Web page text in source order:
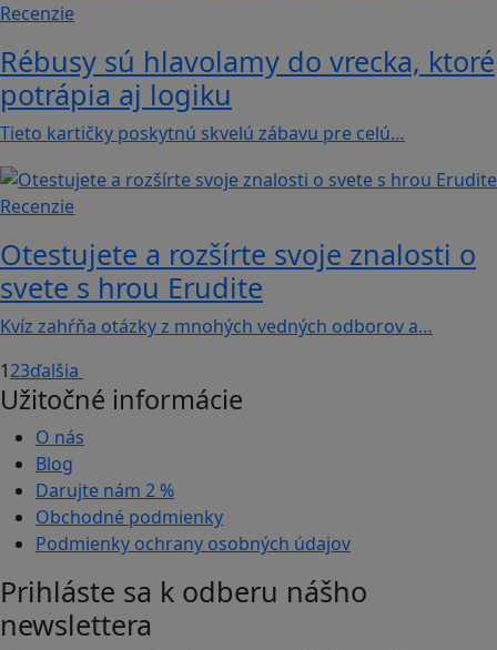
Recenzie
Rébusy sú hlavolamy do vrecka, ktoré
potrápia aj logiku
Tieto kartičky poskytnú skvelú zábavu pre celú…
Recenzie
Otestujete a rozšírte svoje znalosti o
svete s hrou Erudite
Kvíz zahŕňa otázky z mnohých vedných odborov a…
123ďalšia
Užitočné informácie
O nás
Blog
Darujte nám 2 %
Obchodné podmienky
Podmienky ochrany osobných údajov
Prihláste sa k odberu nášho
newslettera